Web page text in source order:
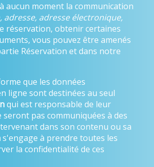
aucun moment la communication
adresse, adresse électronique,
réservation, obtenir certaines
vous pouvez être amenés
Réservation et dans notre
que les données
ligne sont destinées au seul
qui est responsable de leur
pas communiquées à des
dans son contenu ou sa
s'engage à prendre toutes les
la confidentialité de ces